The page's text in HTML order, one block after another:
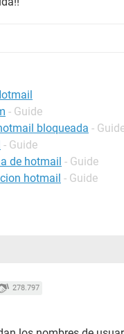
- Guide
bloqueada -
- Guide
de hotmail - Guide
hotmail - Guide
278.797